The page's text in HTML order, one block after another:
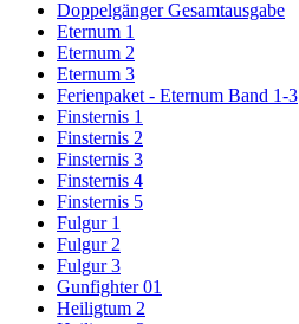
Doppelgänger Gesamtausgabe
Eternum 1
Eternum 2
Eternum 3
Ferienpaket - Eternum Band 1-3
Finsternis 1
Finsternis 2
Finsternis 3
Finsternis 4
Finsternis 5
Fulgur 1
Fulgur 2
Fulgur 3
Gunfighter 01
Heiligtum 2